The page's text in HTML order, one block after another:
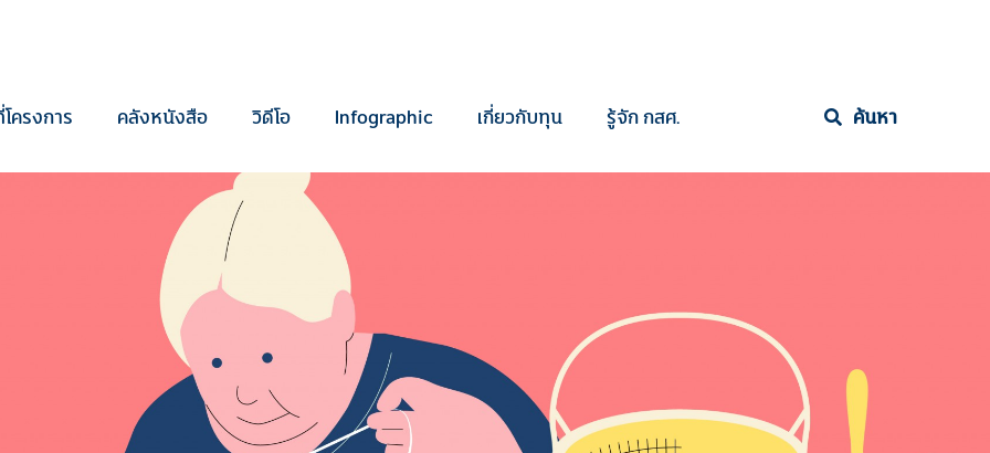
ครงการ คลังหนังสือ วิดีโอ Infographic เกี่ยวกับทุน รู้จัก กสศ. ค้นหา